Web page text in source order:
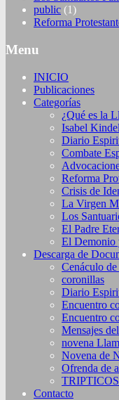
public (1)
Reforma
Menu
INICIO
Publicaciones
Categorías
¿Qué es la
Isabel
Diario
Combate
Reforma
Crisis de
La Virgen
Los
El Padre
El Demonio
Descarga de
Cenáculo
coronillas
Diario
Encuentro
Encuentro
Mensajes
novena
Novena de
Ofrenda de
Contacto